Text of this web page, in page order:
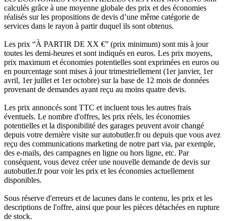
calculés grâce à une moyenne globale des prix et des économies
réalisés sur les propositions de devis d’une même catégorie de
services dans le rayon à partir duquel ils sont obtenus.
Les prix “À PARTIR DE XX €” (prix minimum) sont mis à jour
toutes les demi-heures et sont indiqués en euros. Les prix moyens,
prix maximum et économies potentielles sont exprimées en euros ou
en pourcentage sont mises à jour trimestriellement (1er janvier, 1er
avril, 1er juillet et 1er octobre) sur la base de 12 mois de données
provenant de demandes ayant reçu au moins quatre devis.
Les prix annoncés sont TTC et incluent tous les autres frais
éventuels. Le nombre d'offres, les prix réels, les économies
potentielles et la disponibilité des garages peuvent avoir changé
depuis votre dernière visite sur autobutler.fr ou depuis que vous avez
reçu des communications marketing de notre part via, par exemple,
des e-mails, des campagnes en ligne ou hors ligne, etc. Par
conséquent, vous devez créer une nouvelle demande de devis sur
autobutler.fr pour voir les prix et les économies actuellement
disponibles.
Sous réserve d'erreurs et de lacunes dans le contenu, les prix et les
descriptions de l'offre, ainsi que pour les pièces détachées en rupture
de stock.